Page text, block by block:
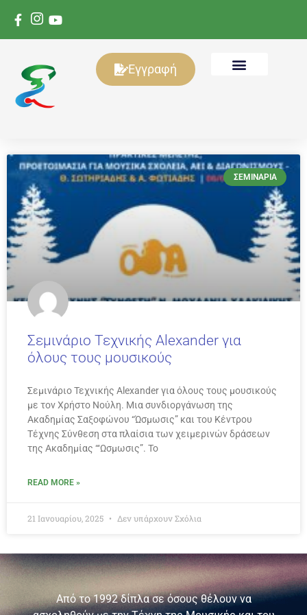
Εγγραφή
ΣΕΜΙΝΆΡΙΑ
Σεμινάριο Τεχνικής Alexander για
όλους τους μουσικούς
Σεμινάριο Τεχνικής Alexander για όλους τους μουσικούς
με τον Χρήστο Νούλη. Μια συνδιοργάνωση της
Ακαδημίας Σαξοφώνου “Ώσμωσις” και του Κέντρου
Τέχνης Σύνθεση στα πλαίσια των χειμερινών δράσεων
της Ακαδημίας “‘Ωσμωσις”. Το
READ MORE »
21 Ιανουαρίου, 2025 Δεν υπάρχουν Σχόλια
Από το 1992 δίπλα σε όσους θέλουν να